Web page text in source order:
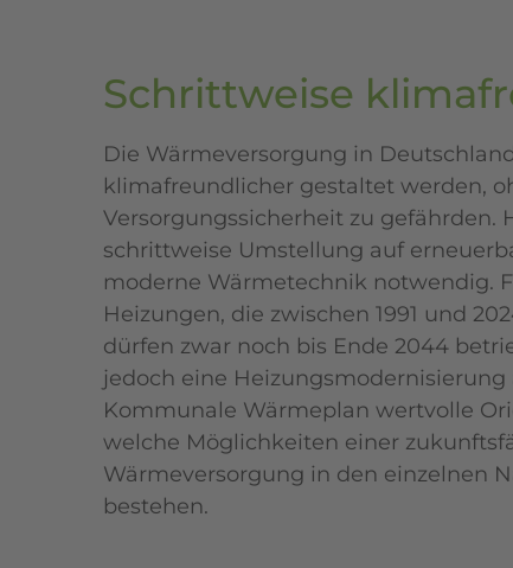
Schrittweise
Die Wärmeversorgung in
klimafreundlicher gestaltet werden,
Versorgungssicherheit zu gefährden.
schrittweise Umstellung auf
moderne Wärmetechnik notwendig.
Heizungen, die zwischen 1991 und
dürfen zwar noch bis Ende 2044
jedoch eine
Kommunale Wärmeplan wertvolle
welche Möglichkeiten einer
Wärmeversorgung in den einzelnen
bestehen.